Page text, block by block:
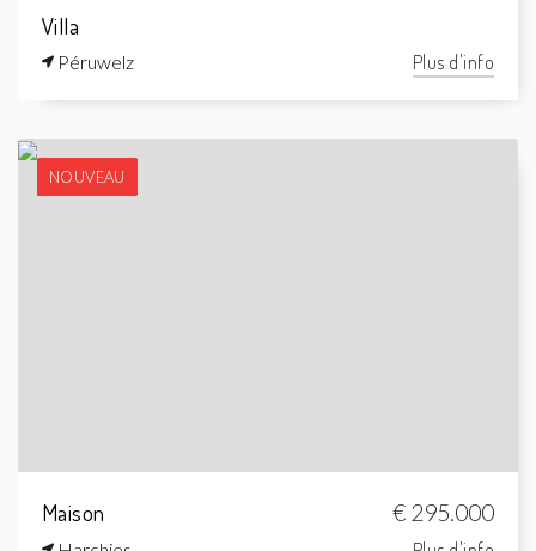
Villa
Péruwelz Plus d'info
NOUVEAU
Maison € 295.000